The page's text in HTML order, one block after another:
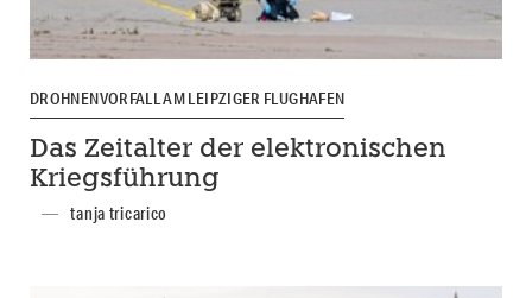
DROHNENVORFALL AM LEIPZIGER FLUGHAFEN
Das Zeitalter der elektronischen
Kriegsführung
tanja tricarico